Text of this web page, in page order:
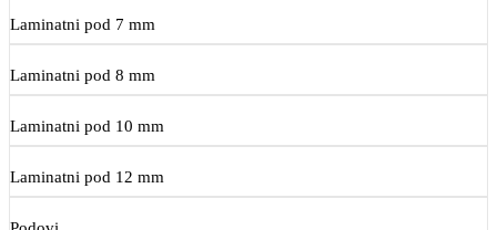
Laminatni pod 7 mm
Laminatni pod 8 mm
Laminatni pod 10 mm
Laminatni pod 12 mm